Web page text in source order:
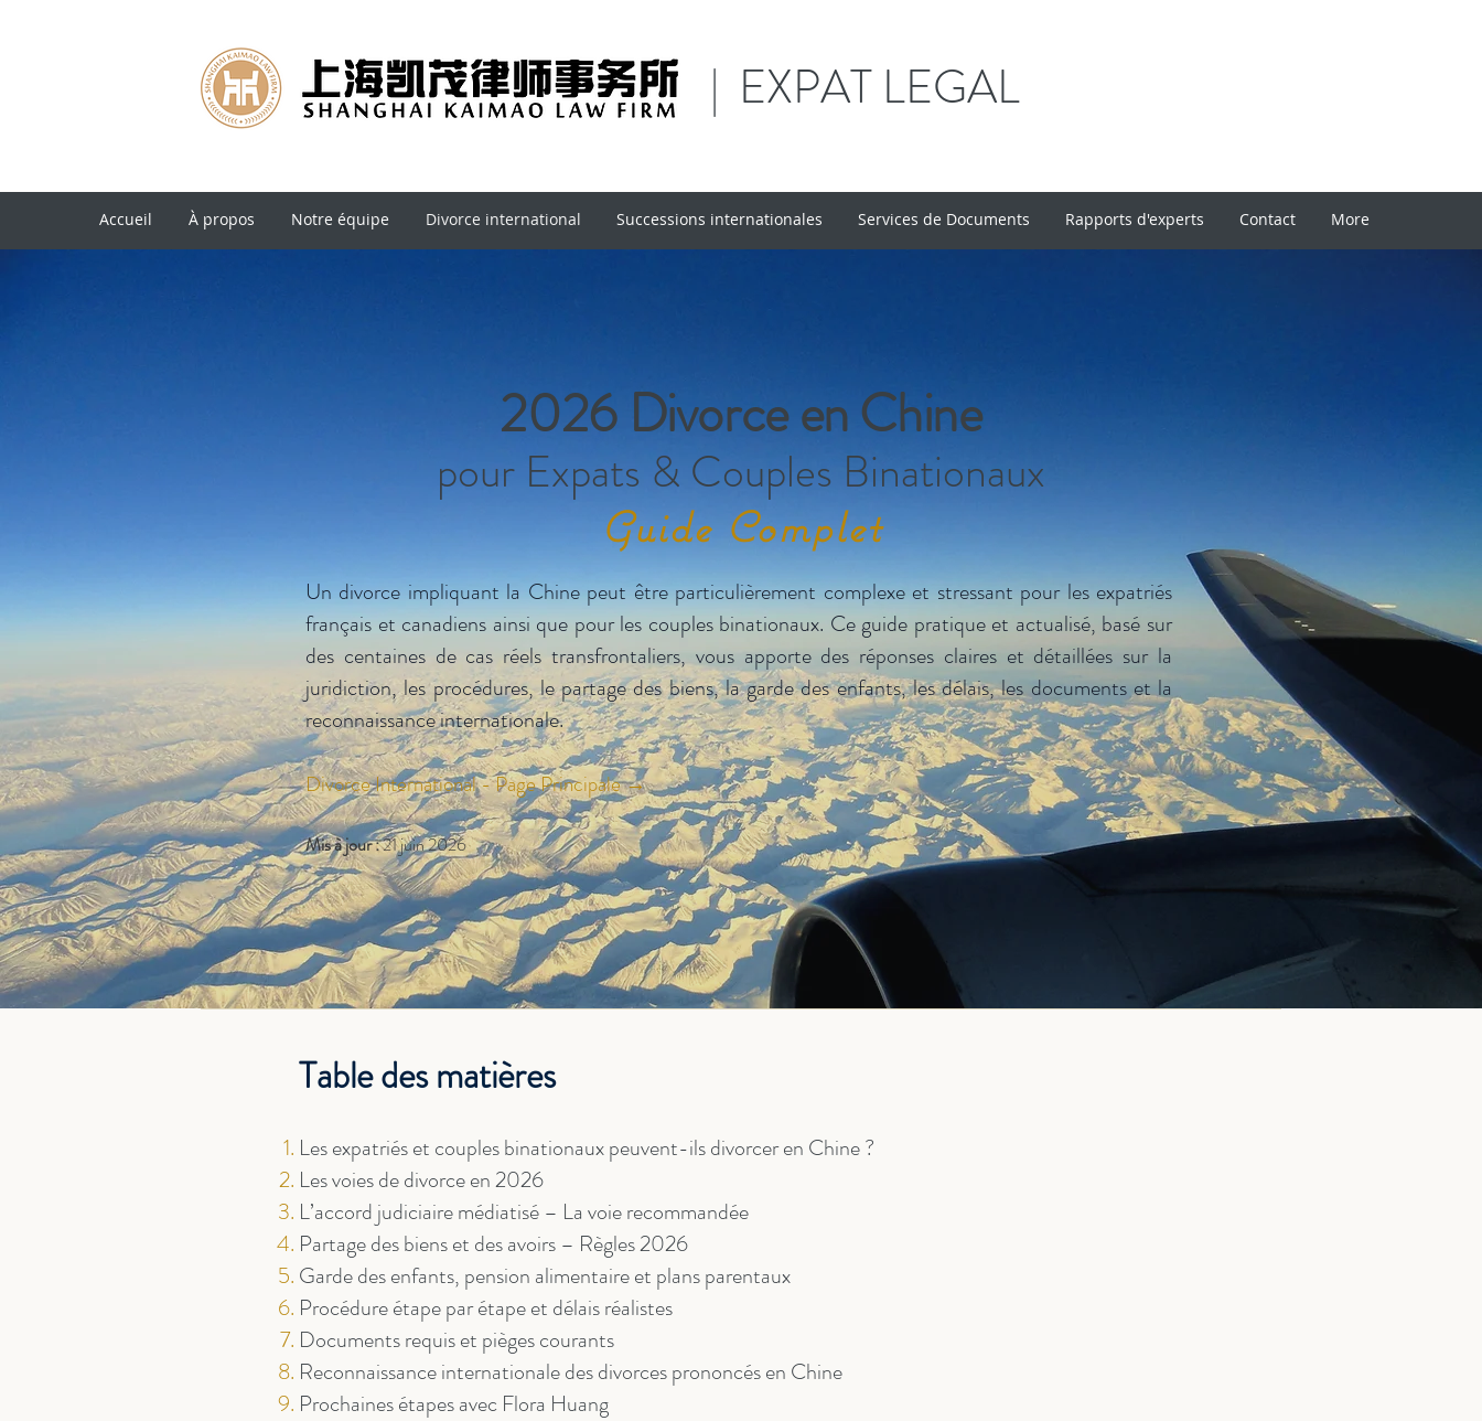
| EXPAT LEGAL
Accueil À propos Notre équipe Divorce international Successions internationales Services de Documents Rapports d'experts Contact More
2026 Divorce en Chine
pour Expats & Couples Binationaux
Guide Complet
Un divorce impliquant la Chine peut être particulièrement complexe et stressant pour les expatriés
français et canadiens ainsi que pour les couples binationaux. Ce guide pratique et actualisé, basé sur
des centaines de cas réels transfrontaliers, vous apporte des réponses claires et détaillées sur la
juridiction, les procédures, le partage des biens, la garde des enfants, les délais, les documents et la
reconnaissance internationale.
Divorce International - Page Principale→
Mis à jour :21 juin 2026
Table des matières
Les expatriés et couples binationaux peuvent-ils divorcer en Chine ?
Les voies de divorce en 2026
L’accord judiciaire médiatisé – La voie recommandée
Partage des biens et des avoirs – Règles 2026
Garde des enfants, pension alimentaire et plans parentaux
Procédure étape par étape et délais réalistes
Documents requis et pièges courants
Reconnaissance internationale des divorces prononcés en Chine
Prochaines étapes avec Flora Huang